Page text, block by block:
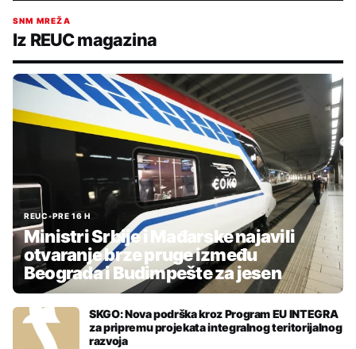
SNM MREŽA
Iz REUC magazina
REUC•PRE 16 H
Ministri Srbije i Mađarske najavili
otvaranje brze pruge između
Beograda i Budimpešte za jesen
SKGO: Nova podrška kroz Program EU INTEGRA
za pripremu projekata integralnog teritorijalnog
razvoja